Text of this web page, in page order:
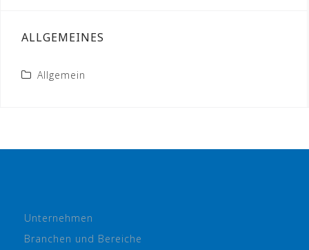
ALLGEMEINES
Allgemein
Unternehmen
Branchen und Bereiche